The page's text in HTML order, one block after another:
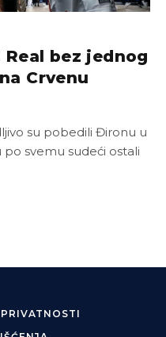
Real bez jednog
Crvenu
su pobedili Đironu u
svemu sudeći ostali